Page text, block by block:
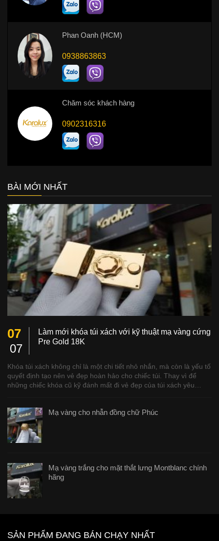
Phan Oanh (HCM)
0938863863
Chăm sóc khách hàng
0902316316
BÀI MỚI NHẤT
07
07
Làm mới khóa túi xách với kỹ thuật mạ vàng cứng
Pre Gold 18K
Khóa túi xách không chỉ là một chi tiết nhỏ nhắn, mà còn là yếu tố
quyết định tạo nên vẻ đẹp hoàn hảo cho chiếc túi. Thay vì để
những chiếc khóa cũ kỹ đánh mất đi vẻ đẹp của túi xách yêu…
Mạ vàng cho nhẫn đồng chữ Phúc
Mạ vàng trắng cho mặt thắt lưng Montblanc chính
hãng
SẢN PHẨM ĐANG BÁN CHẠY NHẤT